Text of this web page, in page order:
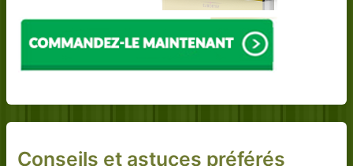
Conseils et astuces préférés